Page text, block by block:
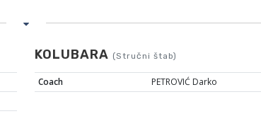
KOLUBARA (Stručni štab)
Coach PETROVIĆ Darko